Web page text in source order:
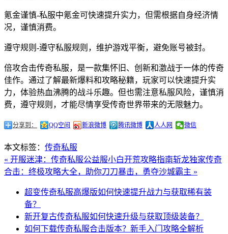
氪金谨慎-私服中氪金可快速提升实力，但需根据自身经济情
况，谨慎消费。
遵守规则-遵守私服规则，维护游戏平衡，避免账号被封。
倍攻合击传奇私服，是一款集怀旧、创新和激战于一体的传奇
佳作。通过了解最新爆料和攻略秘籍，玩家可以快速提升实
力，体验热血沸腾的战斗乐趣。但也需注意私服风险，谨慎消
费，遵守规则，才能尽情享受传奇世界带来的无限魅力。
分享到： QQ空间 新浪微博 腾讯微博 人人网 微信
本文标签： 传奇私服
« 开服迷津：传奇私服公益服小白开荒攻略指南斩龙独家传奇
合击：终极攻略大全，助你刀刀暴击，勇夺沙城霸主 »
超变传奇私服高爆版如何快速提升战力与获取稀有装
备？
新开复古传奇私服如何快速升级与获取顶级装备？
如何下载传奇私服合击版本？新手入门攻略全解析